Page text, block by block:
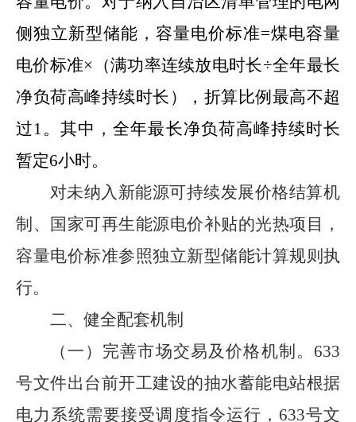
侧独立新型储能，容量电价标准=煤电容量
电价标准× （满功率连续放电时长÷全年最长
净负荷高峰持续时长）， 折算比例最高不超
过1 。其中，全年最长净负荷高峰持续时长
暂定6小时。
对未纳入新能源可持续发展价格结算机
制、国家可再生能源电价补贴的光热项目，
容量电价标准参照独立新型储能计算规则执
行。
二、健全配套机制
（一）完善市场交易及价格机制。 633
号文件出台前开工建设的抽水蓄能电站根据
电力系统需要接受调度指令运行， 633号文